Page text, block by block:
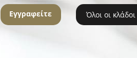
Εγγραφείτε Όλοι οι κλάδοι